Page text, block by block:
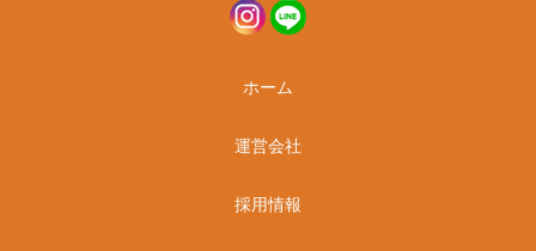
ホーム
運営会社
採用情報